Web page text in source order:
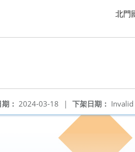
北門
下架日期：
： 2024-03-18 |